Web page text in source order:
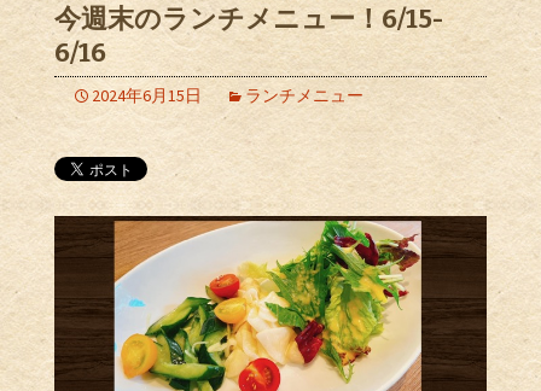
今週末のランチメニュー！6/15-
6/16
2024年6月15日 ランチメニュー